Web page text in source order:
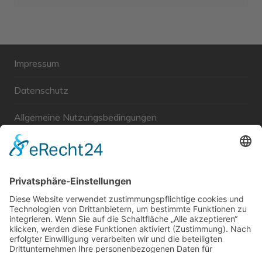
Impressum
Datenschutz
Allgemeine Nutzungsbedingungen
Links
Unabhängige WählerGemeinschaft Gröbenzell
Wir sind ein Querschnitt der Gesellschaft bezüglich des
Alters, der Berufe, Herkunft, Interessen und Ansichten.